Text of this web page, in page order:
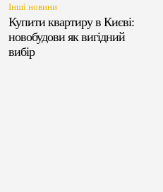
Інші новини
Купити квартиру в Києві:
новобудови як вигідний
вибір